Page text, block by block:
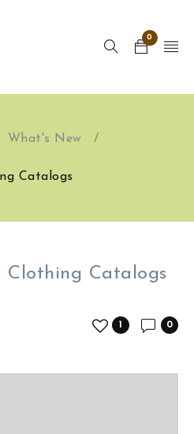
0
What's New
/
Catalogs
Clothing Catalogs
0
1